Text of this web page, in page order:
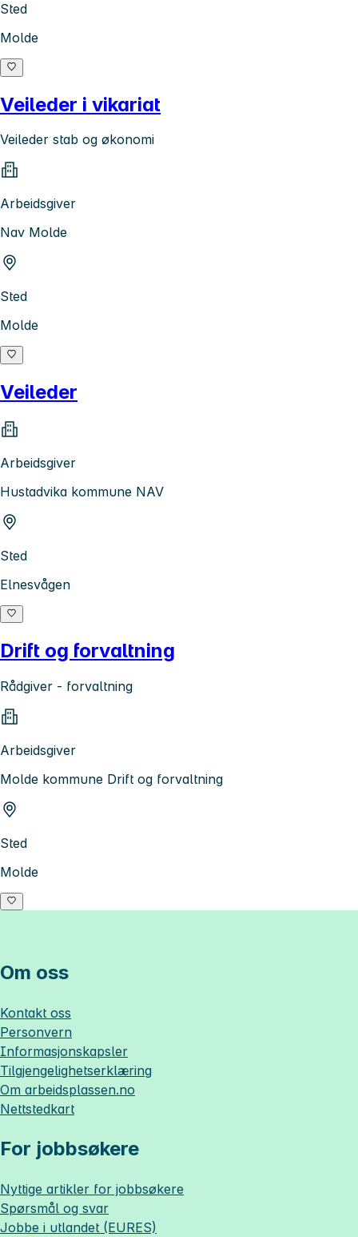
Sted
Molde
Veileder i vikariat
Veileder stab og økonomi
Arbeidsgiver
Nav Molde
Sted
Molde
Veileder
Arbeidsgiver
Hustadvika kommune NAV
Sted
Elnesvågen
Drift og forvaltning
Rådgiver - forvaltning
Arbeidsgiver
Molde kommune Drift og forvaltning
Sted
Molde
Om oss
Kontakt oss
Personvern
Informasjonskapsler
Tilgjengelighetserklæring
Om arbeidsplassen.no
Nettstedkart
For jobbsøkere
Nyttige artikler for jobbsøkere
Spørsmål og svar
Jobbe i utlandet (EURES)